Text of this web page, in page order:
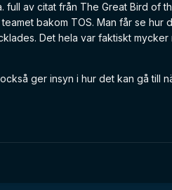
full av citat från The Great Bird of
bakom TOS. Man får se hur
Det hela var faktiskt mycker
ger insyn i hur det kan gå till